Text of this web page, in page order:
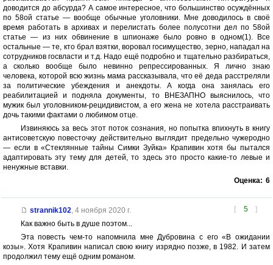
доводится до абсурда? А самое интересное, что большинство осуждённых
по 58ой статье — вообще обычные уголовники. Мне доводилось в своё
время работать в архивах и перелистать более полусотни дел по 58ой
статье — из них обвинение в шпионаже было ровно в одном(1). Все
остальные — те, кто брал взятки, воровал госимущество, зерно, нападал на
сотрудников госвласти и т.д. Надо ещё подробно и тщательно разбираться,
а сколько вообще было невинно репрессированных. Я лично знаю
человека, которой всю жизнь мама рассказывала, что её деда расстреляли
за политические убеждения и анекдоты. А когда она занялась его
реабилитацией и подняла документы, то ВНЕЗАПНО выяснилось, что
мужик был уголовником-рецидивистом, а его жена не хотела расстраивать
дочь такими фактами о любимом отце.
Извиняюсь за весь этот поток сознания, но попытка впихнуть в книгу
антисоветскую повесточку действительно выглядит предельно чужеродно
— если в «Стеклянные тайны Симки Зуйка» Крапивин хотя бы пытался
адаптировать эту тему для детей, то здесь это просто какие-то левые и
ненужные вставки.
Оценка: 6
[ 5 ]
strannik102, 4 ноября 2020 г.
Как важно быть в душе поэтом...
Эта повесть чем-то напомнила мне Дубровина с его «В ожидании
козы». Хотя Крапивин написал свою книгу изрядно позже, в 1982. И затем
продолжил тему ещё одним романом.